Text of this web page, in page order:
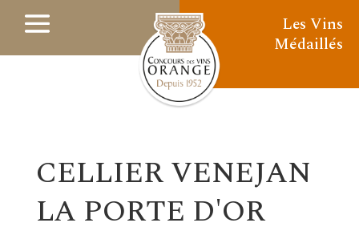
Les Vins
Médaillés
CELLIER VENEJAN
LA PORTE D'OR